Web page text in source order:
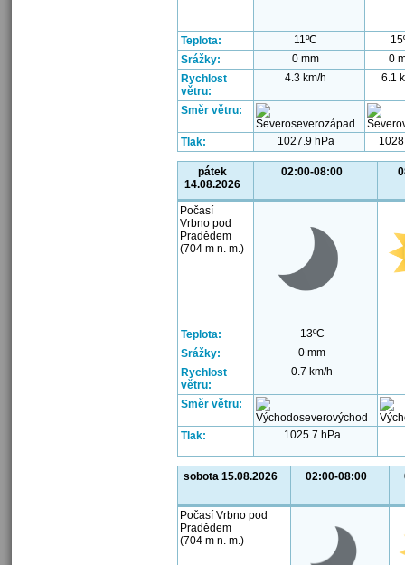
Teplota: 11ºC
Srážky:
0 mm
0
Rychlost
větru:
4.3 km/h 6.1
Směr větru:
Tlak: 1027.9 hPa
pátek
14.08.2026
02:00-08:00
Počasí
Vrbno pod
Pradědem
(704 m n. m.)
Teplota:
13ºC
Srážky:
0 mm
Rychlost
větru:
0.7 km/h
Směr větru:
Tlak: 1025.7 hPa
sobota 15.08.2026 02:00-08:00
Počasí Vrbno pod
Pradědem
(704 m n. m.)